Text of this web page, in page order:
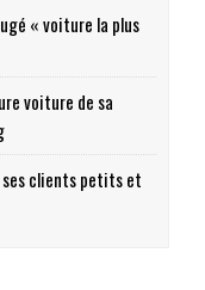
« voiture la plus
voiture de sa
ses clients petits et